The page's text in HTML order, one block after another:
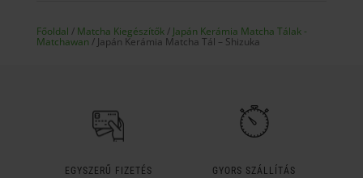
Főoldal / Matcha Kiegészítők/ Japán Kerámia Matcha Tálak -
Matchawan / Japán Kerámia Matcha Tál – Shizuka
EGYSZERŰ FIZETÉS GYORS SZÁLLÍTÁS